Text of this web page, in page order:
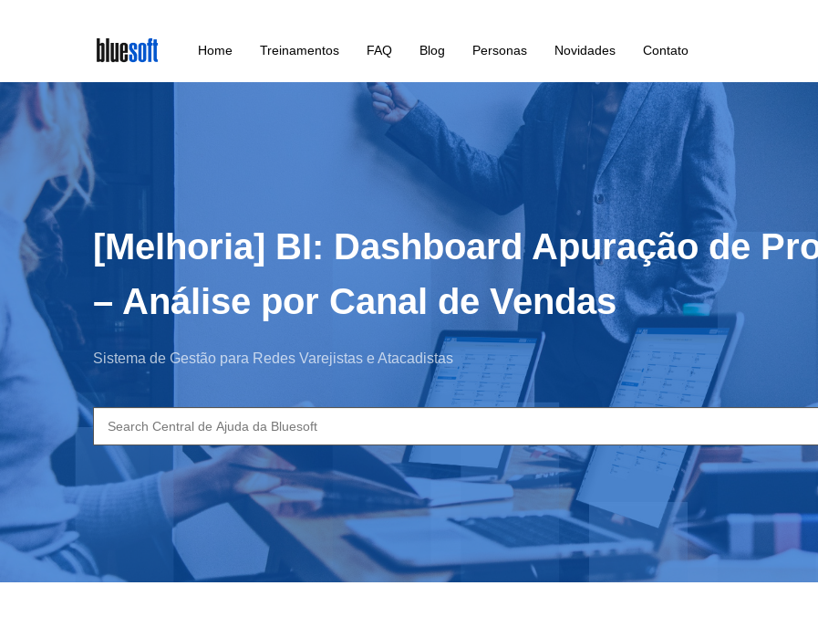
main
content
Home Treinamentos FAQ Blog Personas Novidades Contato
[Melhoria] BI: Dashboard Apuração de
– Análise por Canal de Vendas
Sistema de Gestão para Redes Varejistas e Atacadistas
Search
for: